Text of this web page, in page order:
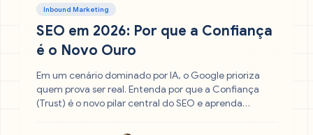
Inbound Marketing
SEO em 2026: Por que a Confiança
é o Novo Ouro
Em um cenário dominado por IA, o Google prioriza
quem prova ser real. Entenda por que a Confiança
(Trust) é o novo pilar central do SEO e aprenda
posicionamento e blindar seu tráfego orgânico